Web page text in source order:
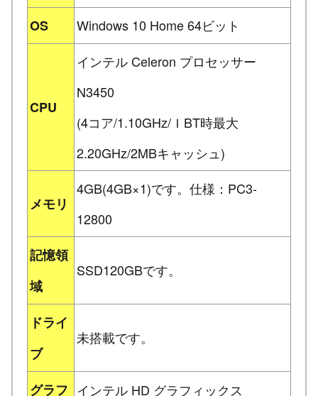
OS
Windows 10 Home 64ビット
CPU
インテル Celeron プロセッサー
N3450
(4コア/1.10GHz/ＩBT時最大
2.20GHz/2MBキャッシュ)
メモリ
4GB(4GB×1)です。仕様：PC3-
12800
記憶領
域
SSD120GBです。
ドライ
ブ
未搭載です。
グラフ インテル HD グラフィックス